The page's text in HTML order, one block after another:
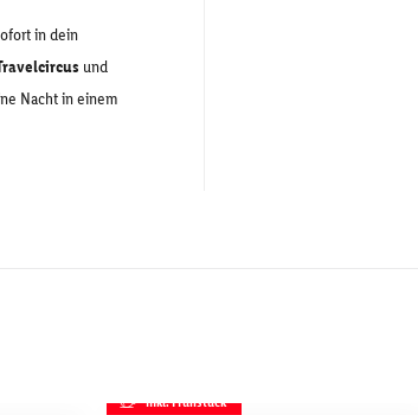
in dein
und
Nacht in einem
inkl. Frühstück